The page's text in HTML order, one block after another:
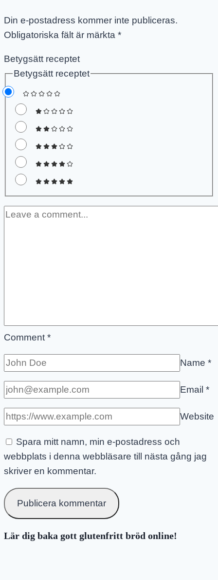
Din e-postadress kommer inte publiceras.
Obligatoriska fält är märkta *
Betygsätt receptet
Betygsätt receptet
Comment *
Name *
Email *
Website
Spara mitt namn, min e-postadress och
webbplats i denna webbläsare till nästa gång jag
skriver en kommentar.
Lär dig baka gott glutenfritt bröd online!